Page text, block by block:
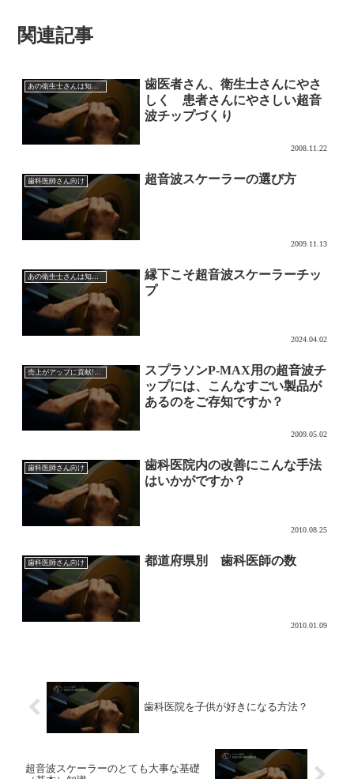
関連記事
あの衛生士さんは知っている超音波チップの効果的な使い方
歯医者さん、衛生士さんにやさ
しく 患者さんにやさしい超音
波チップづくり
2008.11.22
歯科医師さん向け 超音波スケーラーの選び方
2009.11.13
あの衛生士さんは知っている超音波チップの効果的な使い方
縁下こそ超音波スケーラーチッ
プ
2024.04.02
スプラソンP-MAX用の超音波チ
ップには、こんなすごい製品が
あるのをご存知ですか？
2009.05.02
歯科医師さん向け
歯科医院内の改善にこんな手法
はいかがですか？
2010.08.25
歯科医師さん向け 都道府県別 歯科医師の数
2010.01.09
歯科医院を子供が好きになる方法？
超音波スケーラーのとても大事な基礎